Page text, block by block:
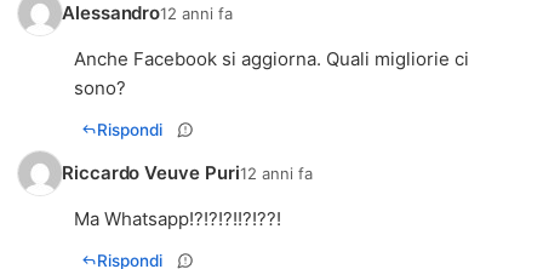
Alessandro12 anni fa
Anche Facebook si aggiorna. Quali migliorie ci
sono?
Rispondi
Riccardo Veuve Puri12 anni fa
Ma Whatsapp!?!?!?!!?!??!
Rispondi